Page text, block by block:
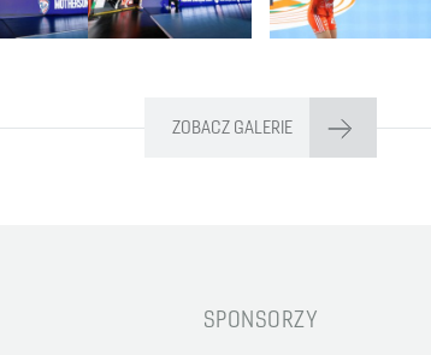
ZOBACZ GALERIE
SPONSORZY